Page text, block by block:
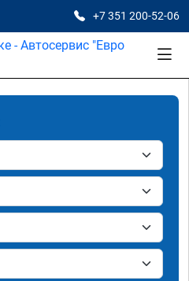
+7 351 200-52-06